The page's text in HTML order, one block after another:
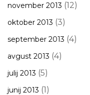
november 2013 (12)
oktober 2013 (3)
september 2013 (4)
avgust 2013 (4)
julij 2013 (5)
junij 2013 (1)